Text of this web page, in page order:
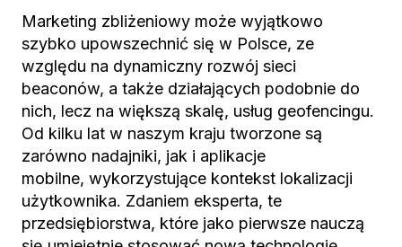
Marketing zbliżeniowy może wyjątkowo
szybko upowszechnić się w Polsce, ze
względu na dynamiczny rozwój sieci
beaconów, a także działających podobnie do
nich, lecz na większą skalę, usług geofencingu.
Od kilku lat w naszym kraju tworzone są
zarówno nadajniki, jak i aplikacje
mobilne, wykorzystujące kontekst lokalizacji
użytkownika. Zdaniem eksperta, te
przedsiębiorstwa, które jako pierwsze nauczą